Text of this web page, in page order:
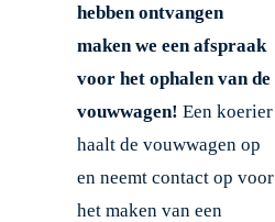
hebben ontvangen
maken we een afspraak
voor het ophalen van de
vouwwagen! Een koerier
haalt de vouwwagen op
en neemt contact op voor
het maken van een